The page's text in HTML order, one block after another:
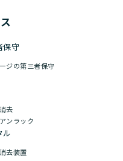
保守
ジの第三者保守
去
ンラック
ル
去装置